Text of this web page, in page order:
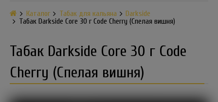
Каталог Табак для кальяна
Darkside
Табак Darkside Core 30 г Code Cherry (Спелая вишня)
Табак Darkside Core 30 г Code
Cherry (Спелая вишня)